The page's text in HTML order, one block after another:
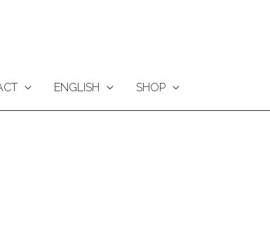
ENGLISH SHOP